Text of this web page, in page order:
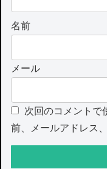
名前
メール
次回のコメントで
前、メールアドレス